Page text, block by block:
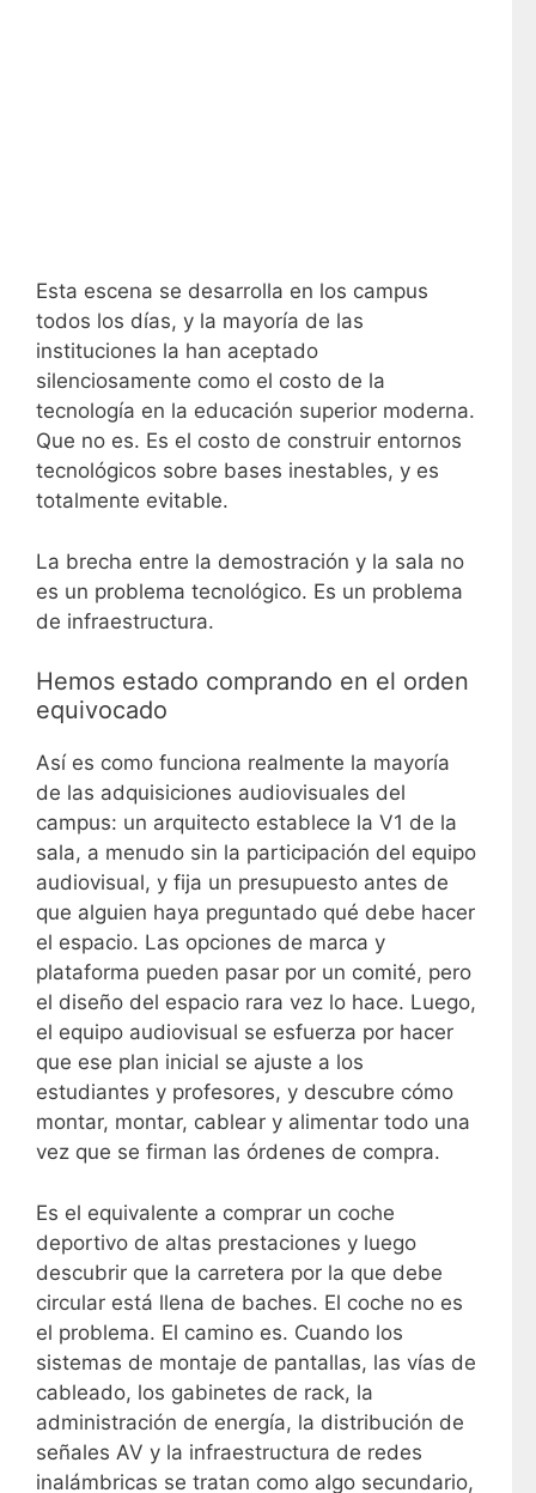
Esta escena se desarrolla en los campus
todos los días, y la mayoría de las
instituciones la han aceptado
silenciosamente como el costo de la
tecnología en la educación superior moderna.
Que no es. Es el costo de construir entornos
tecnológicos sobre bases inestables, y es
totalmente evitable.
La brecha entre la demostración y la sala no
es un problema tecnológico. Es un problema
de infraestructura.
Hemos estado comprando en el orden
equivocado
Así es como funciona realmente la mayoría
de las adquisiciones audiovisuales del
campus: un arquitecto establece la V1 de la
sala, a menudo sin la participación del equipo
audiovisual, y fija un presupuesto antes de
que alguien haya preguntado qué debe hacer
el espacio. Las opciones de marca y
plataforma pueden pasar por un comité, pero
el diseño del espacio rara vez lo hace. Luego,
el equipo audiovisual se esfuerza por hacer
que ese plan inicial se ajuste a los
estudiantes y profesores, y descubre cómo
montar, montar, cablear y alimentar todo una
vez que se firman las órdenes de compra.
Es el equivalente a comprar un coche
deportivo de altas prestaciones y luego
descubrir que la carretera por la que debe
circular está llena de baches. El coche no es
el problema. El camino es. Cuando los
sistemas de montaje de pantallas, las vías de
cableado, los gabinetes de rack, la
administración de energía, la distribución de
señales AV y la infraestructura de redes
inalámbricas se tratan como algo secundario,